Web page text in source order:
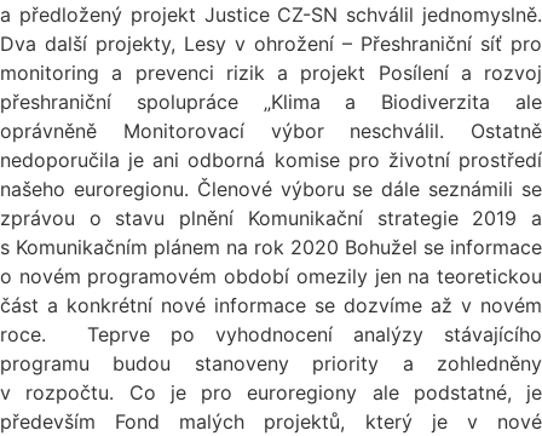
a předložený projekt Justice CZ-SN schválil jednomyslně.
Dva další projekty, Lesy v ohrožení – Přeshraniční síť pro
monitoring a prevenci rizik a projekt Posílení a rozvoj
přeshraniční spolupráce „Klima a Biodiverzita ale
oprávněně Monitorovací výbor neschválil. Ostatně
nedoporučila je ani odborná komise pro životní prostředí
našeho euroregionu. Členové výboru se dále seznámili se
zprávou o stavu plnění Komunikační strategie 2019 a
s Komunikačním plánem na rok 2020 Bohužel se informace
o novém programovém období omezily jen na teoretickou
část a konkrétní nové informace se dozvíme až v novém
roce. Teprve po vyhodnocení analýzy stávajícího
programu budou stanoveny priority a zohledněny
v rozpočtu. Co je pro euroregiony ale podstatné, je
především Fond malých projektů, který je v nové